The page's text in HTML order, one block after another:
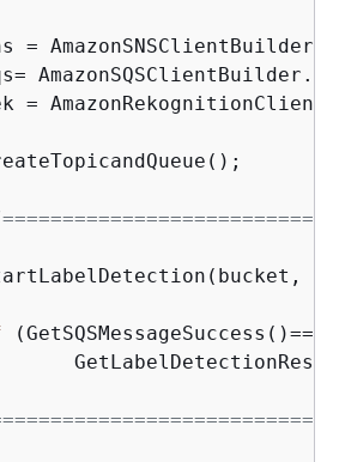
=
=
(GetSQSMessageSuccess()==